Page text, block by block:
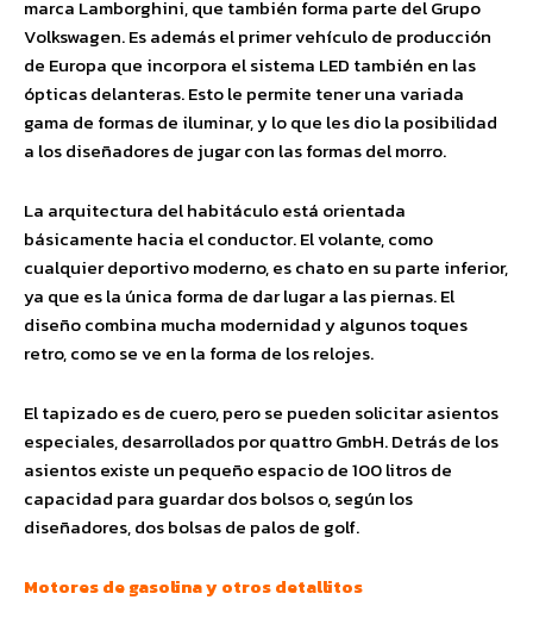
marca Lamborghini, que también forma parte del Grupo
Volkswagen. Es además el primer vehículo de producción
de Europa que incorpora el sistema LED también en las
ópticas delanteras. Esto le permite tener una variada
gama de formas de iluminar, y lo que les dio la posibilidad
a los diseñadores de jugar con las formas del morro.
La arquitectura del habitáculo está orientada
básicamente hacia el conductor. El volante, como
cualquier deportivo moderno, es chato en su parte inferior,
ya que es la única forma de dar lugar a las piernas. El
diseño combina mucha modernidad y algunos toques
retro, como se ve en la forma de los relojes.
El tapizado es de cuero, pero se pueden solicitar asientos
especiales, desarrollados por quattro GmbH. Detrás de los
asientos existe un pequeño espacio de 100 litros de
capacidad para guardar dos bolsos o, según los
diseñadores, dos bolsas de palos de golf.
Motores de gasolina y otros detallitos